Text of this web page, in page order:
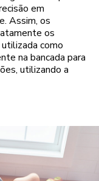
em
Assim, os
os
como
na bancada para
utilizando a